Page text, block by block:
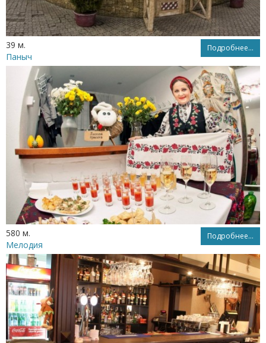
39 м. Подробнее...
Паныч
580 м. Подробнее...
Мелодия